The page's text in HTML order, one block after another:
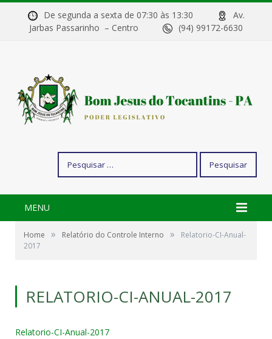
De segunda a sexta de 07:30 às 13:30
Av.
Jarbas Passarinho – Centro
(94) 99172-6630
por:
MENU
Home » Relatório do Controle Interno »
Relatorio-CI-Anual-
2017
RELATORIO-CI-ANUAL-2017
Relatorio-CI-Anual-2017